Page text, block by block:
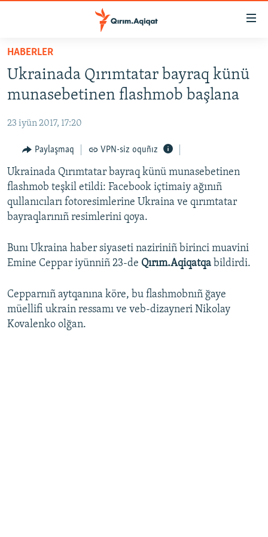
Esas
qaytmaq
Baş
qaytmaq
qaytmaq
HABERLER
CEMİYET
MEDENİYET
İNSAN AQLARI
VİDEO
SÜRET
FİKİR
Русский
Українською
HABERLER
Ukrainada Qırımtatar bayraq künü
munasebetinen flashmob başlana
23 iyün 2017, 17:20
Paylaşmaq VPN-siz oquñız
Ukrainada Qırımtatar bayraq künü munasebetinen
flashmob teşkil etildi: Facebook içtimaiy ağınıñ
qullanıcıları fotoresimlerine Ukraina ve qırımtatar
bayraqlarınıñ resimlerini qoya.
Bunı Ukraina haber siyaseti naziriniñ birinci muavini
Emine Ceppar iyünniñ 23-de Qırım.Aqiqatqa bildirdi.
Cepparnıñ aytqanına köre, bu flashmobnıñ ğaye
müellifi ukrain ressamı ve veb-dizayneri Nikolay
Kovalenko olğan.